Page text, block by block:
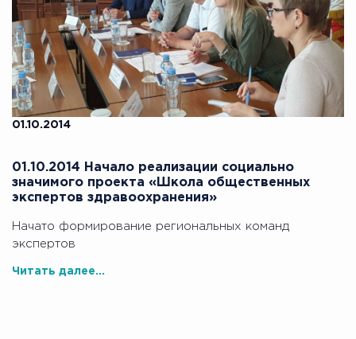
01.10.2014
01.10.2014 Начало реализации социально
значимого проекта «Школа общественных
экспертов здравоохранения»
Начато формирование региональных команд
экспертов
Читать далее...